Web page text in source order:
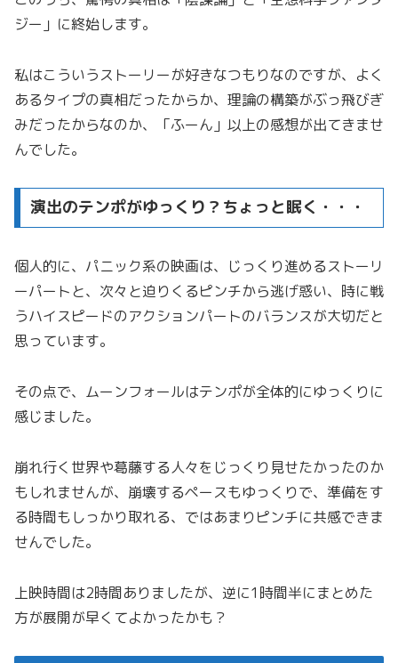
ジー」に終始します。
私はこういうストーリーが好きなつもりなのですが、よく
あるタイプの真相だったからか、理論の構築がぶっ飛びぎ
みだったからなのか、「ふーん」以上の感想が出てきませ
んでした。
演出のテンポがゆっくり？ちょっと眠く・・・
個人的に、パニック系の映画は、じっくり進めるストーリ
ーパートと、次々と迫りくるピンチから逃げ惑い、時に戦
うハイスピードのアクションパートのバランスが大切だと
思っています。
その点で、ムーンフォールはテンポが全体的にゆっくりに
感じました。
崩れ行く世界や葛藤する人々をじっくり見せたかったのか
もしれませんが、崩壊するペースもゆっくりで、準備をす
る時間もしっかり取れる、ではあまりピンチに共感できま
せんでした。
上映時間は2時間ありましたが、逆に1時間半にまとめた
方が展開が早くてよかったかも？